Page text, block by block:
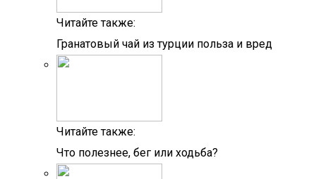
Читайте также:
Гранатовый чай из турции польза и вред
Читайте также:
Что полезнее, бег или ходьба?